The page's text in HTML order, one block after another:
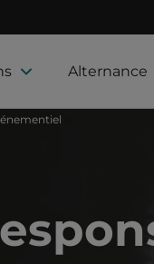
Alternance